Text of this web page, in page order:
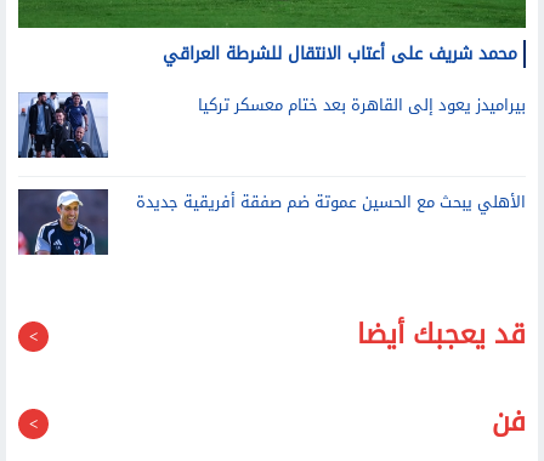
محمد شريف على أعتاب الانتقال للشرطة العراقي
بيراميدز يعود إلى القاهرة بعد ختام معسكر تركيا
الأهلي يبحث مع الحسين عموتة ضم صفقة أفريقية جديدة
قد يعجبك أيضا
فن